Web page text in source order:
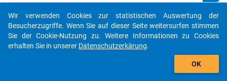
A29
auto_stories
add_shopping_cart
Wir verwenden Cookies zur statistischen Auswertung der
Besucherzugriffe. Wenn Sie auf dieser Seite weitersurfen stimmen
Sie der Cookie-Nutzung zu. Weitere Informationen zu Cookies
erhalten Sie in unserer Datenschutzerkärung.
OK